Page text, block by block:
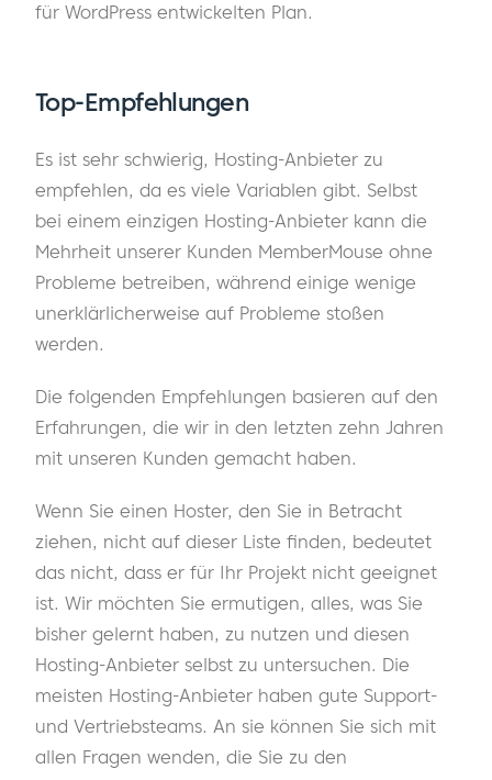
für WordPress entwickelten Plan.
Top-Empfehlungen
Es ist sehr schwierig, Hosting-Anbieter zu
empfehlen, da es viele Variablen gibt. Selbst
bei einem einzigen Hosting-Anbieter kann die
Mehrheit unserer Kunden MemberMouse ohne
Probleme betreiben, während einige wenige
unerklärlicherweise auf Probleme stoßen
werden.
Die folgenden Empfehlungen basieren auf den
Erfahrungen, die wir in den letzten zehn Jahren
mit unseren Kunden gemacht haben.
Wenn Sie einen Hoster, den Sie in Betracht
ziehen, nicht auf dieser Liste finden, bedeutet
das nicht, dass er für Ihr Projekt nicht geeignet
ist. Wir möchten Sie ermutigen, alles, was Sie
bisher gelernt haben, zu nutzen und diesen
Hosting-Anbieter selbst zu untersuchen. Die
meisten Hosting-Anbieter haben gute Support-
und Vertriebsteams. An sie können Sie sich mit
allen Fragen wenden, die Sie zu den